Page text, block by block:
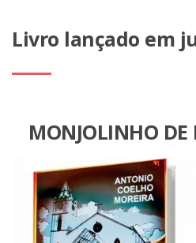
Livro lançado em
MONJOLINHO DE